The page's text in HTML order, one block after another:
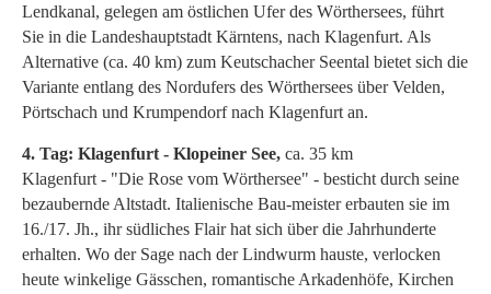
Lendkanal, gelegen am östlichen Ufer des Wörthersees, führt
Sie in die Landeshauptstadt Kärntens, nach Klagenfurt. Als
Alternative (ca. 40 km) zum Keutschacher Seental bietet sich die
Variante entlang des Nordufers des Wörthersees über Velden,
Pörtschach und Krumpendorf nach Klagenfurt an.
4. Tag: Klagenfurt - Klopeiner See, ca. 35 km
Klagenfurt - "Die Rose vom Wörthersee" - besticht durch seine
bezaubernde Altstadt. Italienische Bau-meister erbauten sie im
16./17. Jh., ihr südliches Flair hat sich über die Jahrhunderte
erhalten. Wo der Sage nach der Lindwurm hauste, verlocken
heute winkelige Gässchen, romantische Arkadenhöfe, Kirchen